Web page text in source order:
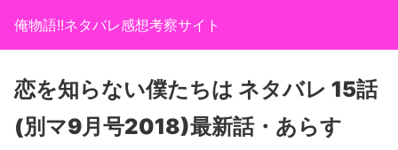
俺物語!!ネタバレ感想考察サイト
恋を知らない僕たちは ネタバレ 15話
(別マ9月号2018)最新話・あらす